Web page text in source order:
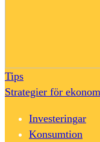
Tips
Strategier för
Investeringar
Konsumtion